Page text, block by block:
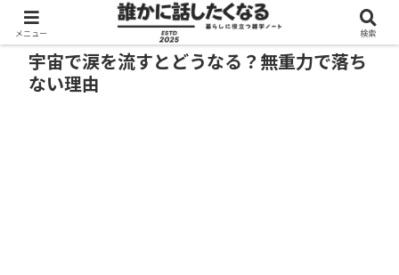
宇宙で涙を流すとどうなる？無重力で落ち
ない理由
メニュー 検索